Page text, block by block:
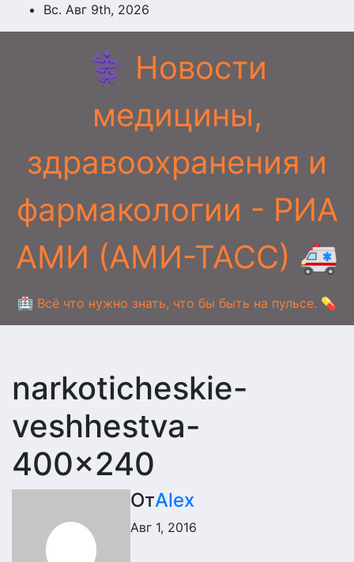
Перейти
к
Вс. Авг 9th, 2026
⚕️ Новости
медицины,
здравоохранения и
фармакологии - РИА
АМИ (АМИ-ТАСС) 🚑
🏥 Всё что нужно знать, что бы быть на пульсе. 💊
narkoticheskie-
veshhestva-
400×240
ОтAlex
Авг 1, 2016